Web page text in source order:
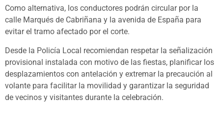
Como alternativa, los conductores podrán circular por la
calle Marqués de Cabriñana y la avenida de España para
evitar el tramo afectado por el corte.
Desde la Policía Local recomiendan respetar la señalización
provisional instalada con motivo de las fiestas, planificar los
desplazamientos con antelación y extremar la precaución al
volante para facilitar la movilidad y garantizar la seguridad
de vecinos y visitantes durante la celebración.